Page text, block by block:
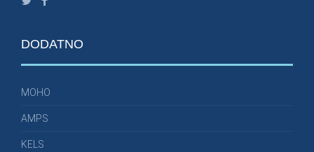
DODATNO
MOHO
AMPS
KELS